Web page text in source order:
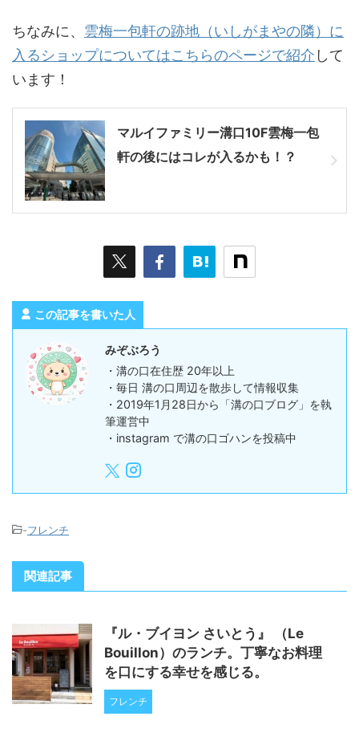
ちなみに、 雲梅一包軒の跡地（いしがまやの隣）に
入るショップについてはこちらのページで紹介 して
います！
マルイファミリー溝口10F雲梅一包
軒の後にはコレが入るかも！？
この記事を書いた人
みぞぶろう
・溝の口在住歴 20年以上
・毎日 溝の口周辺を散歩して情報収集
・2019年1月28日から「溝の口ブログ」を執
筆運営中
・instagram で溝の口ゴハンを投稿中
-フレンチ
関連記事
『ル・ブイヨン さいとう』 （Le
Bouillon）のランチ。丁寧なお料理
を口にする幸せを感じる。
フレンチ